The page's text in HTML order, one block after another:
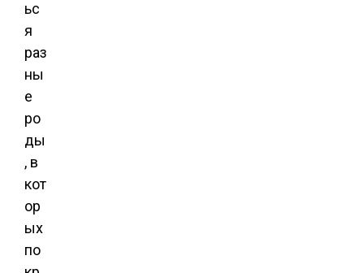
ьс
я
раз
ны
е
ро
ды
, в
кот
ор
ых
по